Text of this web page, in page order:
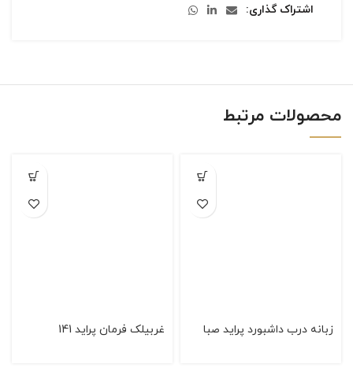
اشتراک گذاری
محصولات مرتبط
زبانه درب داشبورد پراید صبا غربیلک فرمان پراید 141